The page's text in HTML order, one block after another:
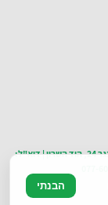
© כל הזכויות שמורות למדבירים פלוס 2018 - 2026 | משרדים: הנגר 24, הוד השרון | דוא"ל:
הבנתי